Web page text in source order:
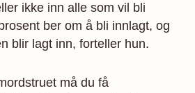
ikke inn alle som vil bli
ber om å bli innlagt, og
blir lagt inn, forteller hun.
må du få